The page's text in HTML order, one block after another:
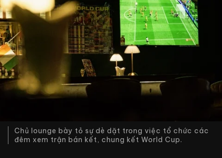
Chủ lounge bày tỏ sự dè dặt trong việc tổ chức các
đêm xem trận bán kết, chung kết World Cup.